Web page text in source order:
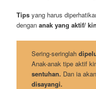
Tips yang harus
dengananak yang aktif/
Sering-seringlah
Anak-anak tipe aktif
sentuhan. Dan ia
disayangi.